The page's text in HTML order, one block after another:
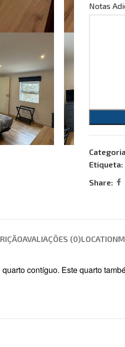
Notas
Etiqueta:
Share:
AVALIAÇÕES (0)LOCATION
contíguo. Este quarto